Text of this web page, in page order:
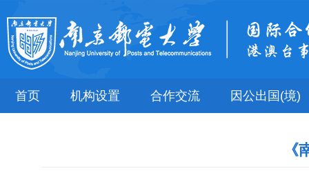
首页 机构设置 合作交流 因公出国(境)